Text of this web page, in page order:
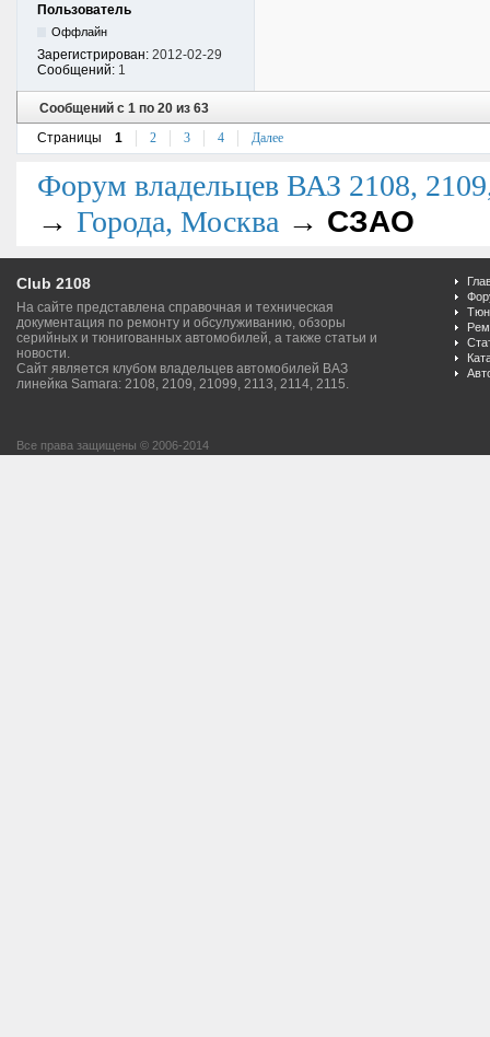
Пользователь
Оффлайн
Зарегистрирован: 2012-02-29
Сообщений: 1
Сообщений с 1 по 20 из 63
Страницы
1 2 3 4 Далее
Форум владельцев ВАЗ 2108,
→ Города, Москва → СЗАО
Club 2108
На сайте представлена справочная и техническая
документация по ремонту и обсулуживанию, обзоры
серийных и тюнигованных автомобилей, а также статьи и
новости.
Сайт является клубом владельцев автомобилей ВАЗ
линейка Samara: 2108, 2109, 21099, 2113, 2114, 2115.
Все права защищены © 2006-2014